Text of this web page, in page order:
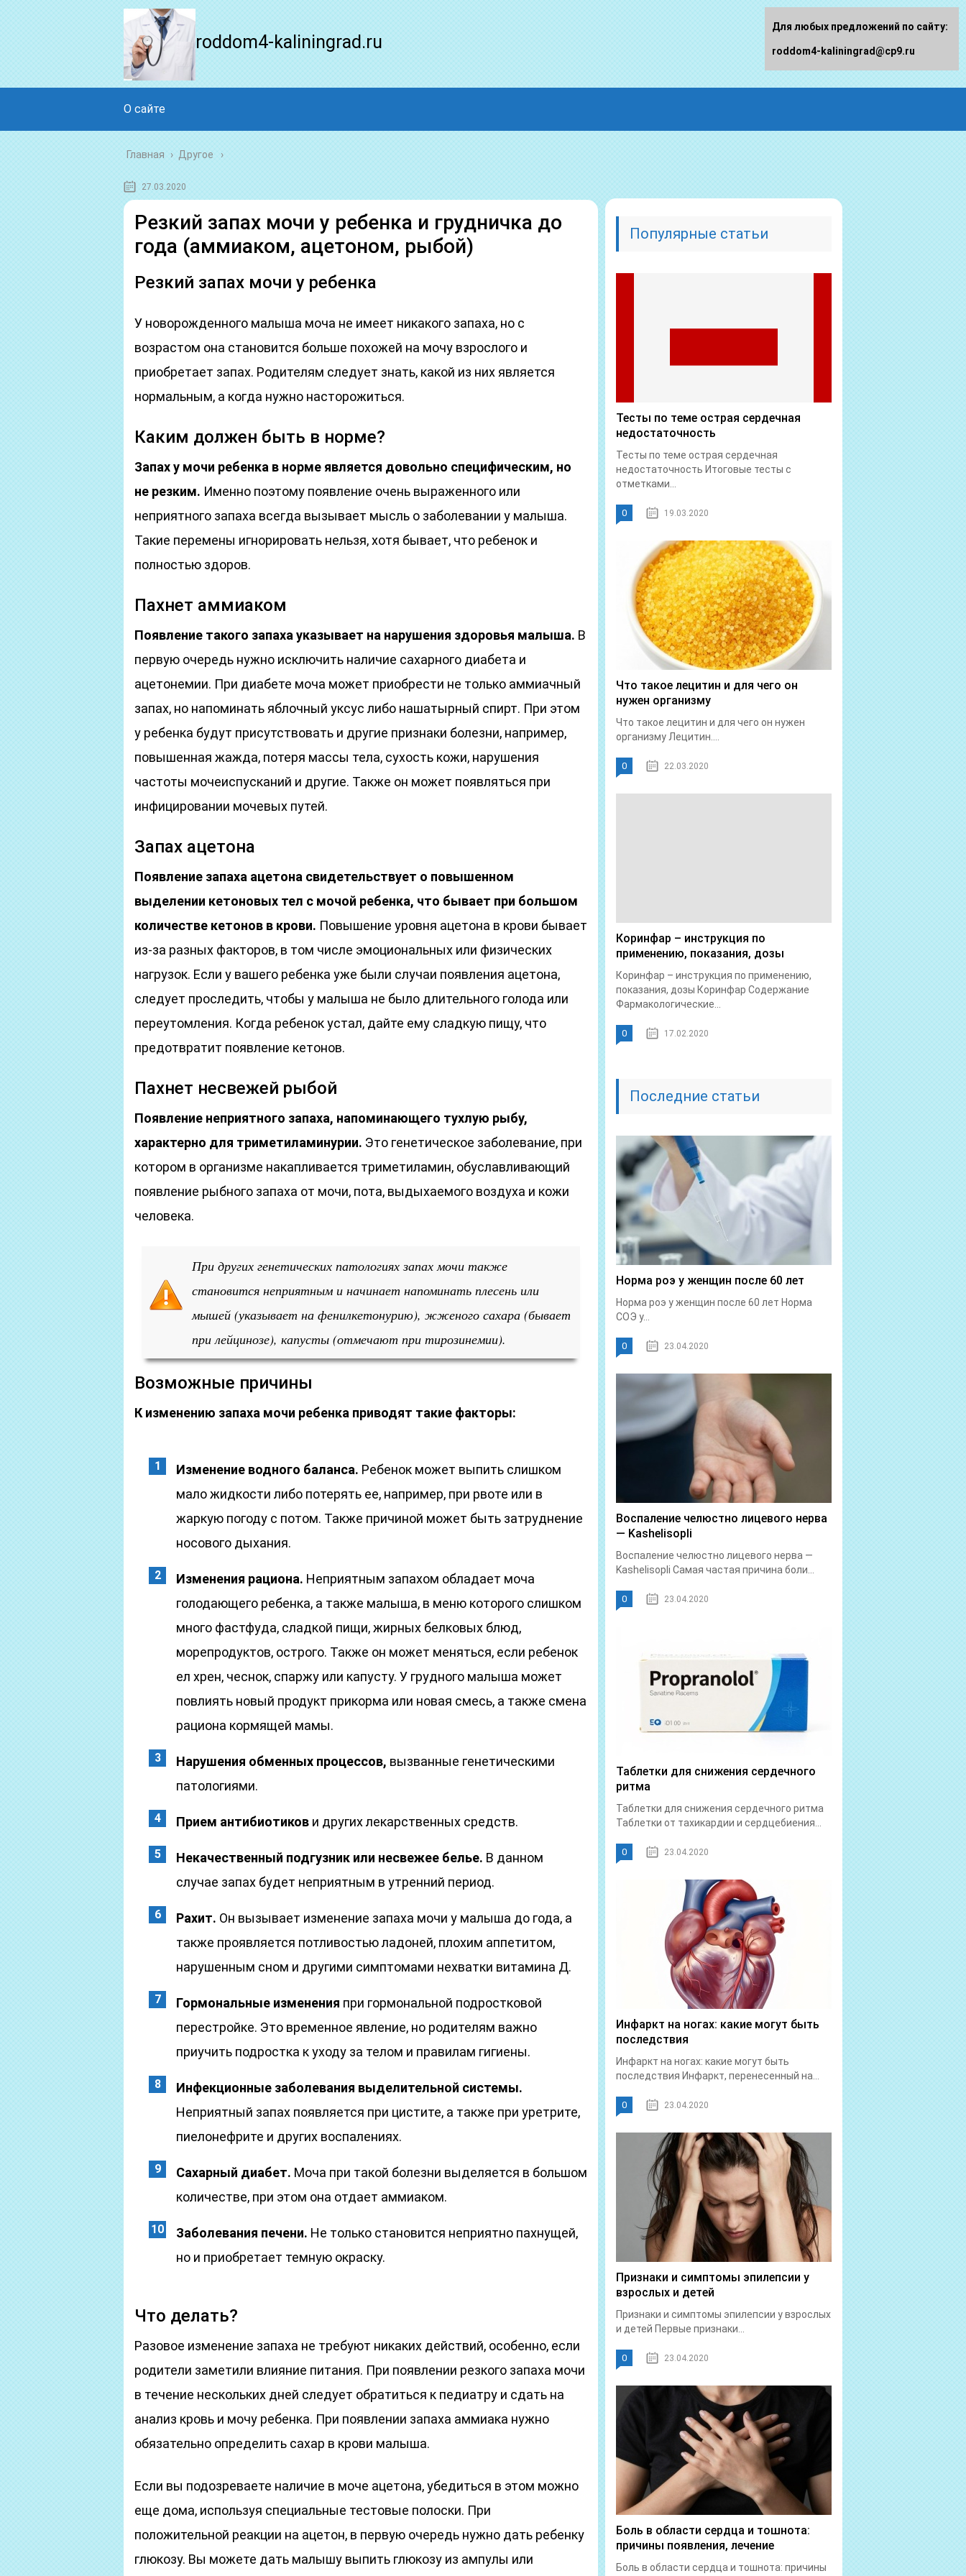
roddom4-kaliningrad.ru
О сайте
Главная › Другое
27.03.2020
Резкий запах мочи у ребенка и грудничка до
года (аммиаком, ацетоном, рыбой)
Резкий запах мочи у ребенка
У новорожденного малыша моча не имеет никакого запаха, но с
возрастом она становится больше похожей на мочу взрослого и
приобретает запах. Родителям следует знать, какой из них является
нормальным, а когда нужно насторожиться.
Каким должен быть в норме?
Запах у мочи ребенка в норме является довольно специфическим, но
не резким. Именно поэтому появление очень выраженного или
неприятного запаха всегда вызывает мысль о заболевании у малыша.
Такие перемены игнорировать нельзя, хотя бывает, что ребенок и
полностью здоров.
Пахнет аммиаком
Появление такого запаха указывает на нарушения здоровья малыша. В
первую очередь нужно исключить наличие сахарного диабета и
ацетонемии. При диабете моча может приобрести не только аммиачный
запах, но напоминать яблочный уксус либо нашатырный спирт. При этом
у ребенка будут присутствовать и другие признаки болезни, например,
повышенная жажда, потеря массы тела, сухость кожи, нарушения
частоты мочеиспусканий и другие. Также он может появляться при
инфицировании мочевых путей.
Запах ацетона
Появление запаха ацетона свидетельствует о повышенном
выделении кетоновых тел с мочой ребенка, что бывает при большом
количестве кетонов в крови. Повышение уровня ацетона в крови бывает
из-за разных факторов, в том числе эмоциональных или физических
нагрузок. Если у вашего ребенка уже были случаи появления ацетона,
следует проследить, чтобы у малыша не было длительного голода или
переутомления. Когда ребенок устал, дайте ему сладкую пищу, что
предотвратит появление кетонов.
Пахнет несвежей рыбой
Появление неприятного запаха, напоминающего тухлую рыбу,
характерно для триметиламинурии. Это генетическое заболевание, при
котором в организме накапливается триметиламин, обуславливающий
появление рыбного запаха от мочи, пота, выдыхаемого воздуха и кожи
человека.
При других генетических патологиях запах мочи также
становится неприятным и начинает напоминать плесень или
мышей (указывает на фенилкетонурию), жженого сахара (бывает
при лейцинозе), капусты (отмечают при тирозинемии).
Возможные причины
К изменению запаха мочи ребенка приводят такие факторы:
Изменение водного баланса. Ребенок может выпить слишком
мало жидкости либо потерять ее, например, при рвоте или в
жаркую погоду с потом. Также причиной может быть затруднение
носового дыхания.
Изменения рациона. Неприятным запахом обладает моча
голодающего ребенка, а также малыша, в меню которого слишком
много фастфуда, сладкой пищи, жирных белковых блюд,
морепродуктов, острого. Также он может меняться, если ребенок
ел хрен, чеснок, спаржу или капусту. У грудного малыша может
повлиять новый продукт прикорма или новая смесь, а также смена
рациона кормящей мамы.
Нарушения обменных процессов, вызванные генетическими
патологиями.
Прием антибиотиков и других лекарственных средств.
Некачественный подгузник или несвежее белье. В данном
случае запах будет неприятным в утренний период.
Рахит. Он вызывает изменение запаха мочи у малыша до года, а
также проявляется потливостью ладоней, плохим аппетитом,
нарушенным сном и другими симптомами нехватки витамина Д.
Гормональные изменения при гормональной подростковой
перестройке. Это временное явление, но родителям важно
приучить подростка к уходу за телом и правилам гигиены.
Инфекционные заболевания выделительной системы.
Неприятный запах появляется при цистите, а также при уретрите,
пиелонефрите и других воспалениях.
Сахарный диабет. Моча при такой болезни выделяется в большом
количестве, при этом она отдает аммиаком.
Заболевания печени. Не только становится неприятно пахнущей,
но и приобретает темную окраску.
Что делать?
Разовое изменение запаха не требуют никаких действий, особенно, если
родители заметили влияние питания. При появлении резкого запаха мочи
в течение нескольких дней следует обратиться к педиатру и сдать на
анализ кровь и мочу ребенка. При появлении запаха аммиака нужно
обязательно определить сахар в крови малыша.
Если вы подозреваете наличие в моче ацетона, убедиться в этом можно
еще дома, используя специальные тестовые полоски. При
положительной реакции на ацетон, в первую очередь нужно дать ребенку
глюкозу. Вы можете дать малышу выпить глюкозу из ампулы или
Популярные статьи
Тесты по теме острая сердечная
недостаточность
Тесты по теме острая сердечная
недостаточность Итоговые тесты с
отметками...
0 19.03.2020
Что такое лецитин и для чего он
нужен организму
Что такое лецитин и для чего он нужен
организму Лецитин....
0 22.03.2020
Коринфар – инструкция по
применению, показания, дозы
Коринфар – инструкция по применению,
показания, дозы Коринфар Содержание
Фармакологические...
0 17.02.2020
Последние статьи
Норма роэ у женщин после 60 лет
Норма роэ у женщин после 60 лет Норма
СОЭ у...
0 23.04.2020
Воспаление челюстно лицевого нерва
— Kashelisopli
Воспаление челюстно лицевого нерва —
Kashelisopli Самая частая причина боли...
0 23.04.2020
Таблетки для снижения сердечного
ритма
Таблетки для снижения сердечного ритма
Таблетки от тахикардии и сердцебиения...
0 23.04.2020
Инфаркт на ногах: какие могут быть
последствия
Инфаркт на ногах: какие могут быть
последствия Инфаркт, перенесенный на...
0 23.04.2020
Признаки и симптомы эпилепсии у
взрослых и детей
Признаки и симптомы эпилепсии у взрослых
и детей Первые признаки...
0 23.04.2020
Боль в области сердца и тошнота:
причины появления, лечение
Боль в области сердца и тошнота: причины
Для любых предложений по сайту:
roddom4-kaliningrad@cp9.ru